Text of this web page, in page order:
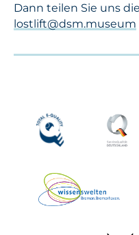
Dann teilen Sie uns
lostlift@dsm.museum